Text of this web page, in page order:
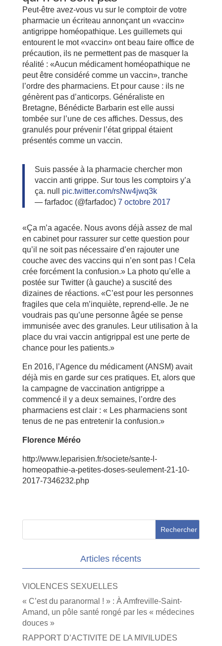
Peut-être avez-vous vu sur le comptoir de votre
pharmacie un écriteau annonçant un «vaccin»
antigrippe homéopathique. Les guillemets qui
entourent le mot «vaccin» ont beau faire office de
précaution, ils ne permettent pas de masquer la
réalité : «Aucun médicament homéopathique ne
peut être considéré comme un vaccin», tranche
l’ordre des pharmaciens. Et pour cause : ils ne
génèrent pas d’anticorps. Généraliste en
Bretagne, Bénédicte Barbarin est elle aussi
tombée sur l’une de ces affiches. Dessus, des
granulés pour prévenir l’état grippal étaient
présentés comme un vaccin.
Suis passée à la pharmacie chercher mon
vaccin anti grippe. Sur tous les comptoirs y’a
ça. null pic.twitter.com/rsNw4jwq3k
— farfadoc (@farfadoc) 7 octobre 2017
«Ça m’a agacée. Nous avons déjà assez de mal
en cabinet pour rassurer sur cette question pour
qu’il ne soit pas nécessaire d’en rajouter une
couche avec des vaccins qui n’en sont pas ! Cela
crée forcément la confusion.» La photo qu’elle a
postée sur Twitter (à gauche) a suscité des
dizaines de réactions. «C’est pour les personnes
fragiles que cela m’inquiète, reprend-elle. Je ne
voudrais pas qu’une personne âgée se pense
immunisée avec des granules. Leur utilisation à la
place du vrai vaccin antigrippal est une perte de
chance pour les patients.»
En 2016, l’Agence du médicament (ANSM) avait
déjà mis en garde sur ces pratiques. Et, alors que
la campagne de vaccination antigrippe a
commencé il y a deux semaines, l’ordre des
pharmaciens est clair : « Les pharmaciens sont
tenus de ne pas entretenir la confusion.»
Florence Méréo
http://www.leparisien.fr/societe/sante-l-
homeopathie-a-petites-doses-seulement-21-10-
2017-7346232.php
Articles récents
VIOLENCES SEXUELLES
« C’est du paranormal ! » : À Amfreville-Saint-
Amand, un pôle santé rongé par les « médecines
douces »
RAPPORT D’ACTIVITE DE LA MIVILUDES